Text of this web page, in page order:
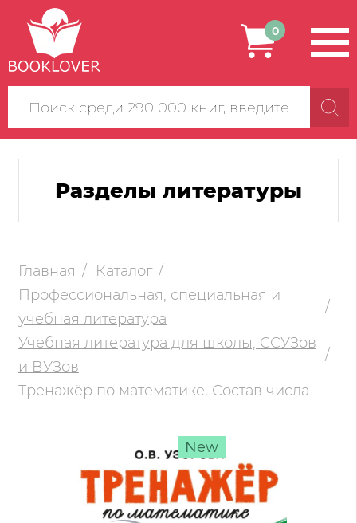
Поиск
по
сайту
0
Разделы литературы
Главная
Каталог
Профессиональная, специальная и
учебная литература
Учебная литература для школы, ССУЗов
и ВУЗов
Тренажёр по математике. Состав числа
New